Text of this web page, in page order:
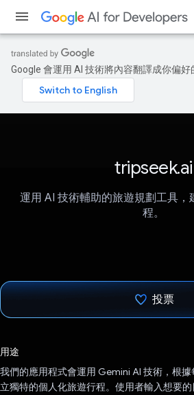
Google 會運用 AI 技術將內容翻譯成你偏好
tripseek.ai
運用 AI 技術輔助的旅遊規劃工具，
程。
投票
用途
我們的應用程式會運用 Gemini AI 技術，根
立獨特的個人化旅遊行程。使用者輸入想要的